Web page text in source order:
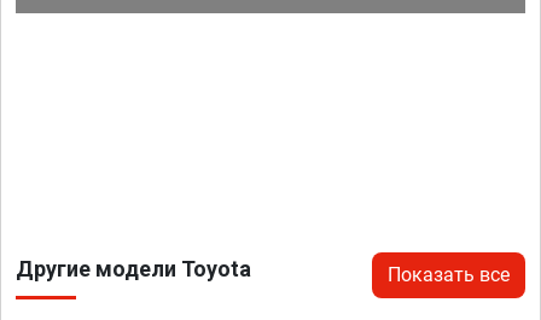
Другие модели Toyota Показать все